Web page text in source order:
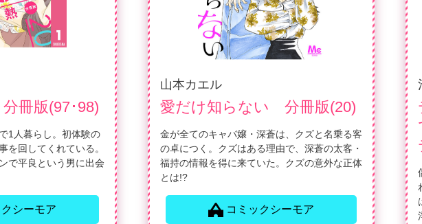
冊版(97･98)
1人暮らし。初体験の
を回してくれている。
で平良という男に出会
シーモア
山本カエル
愛だけ知らない 分冊版(20)
金が全てのキャバ嬢・深蒼は、クズと名乗る客
の卓につく。クズはある理由で、深蒼の太客・
福持の情報を得に来ていた。クズの意外な正体
とは!?
コミックシーモア